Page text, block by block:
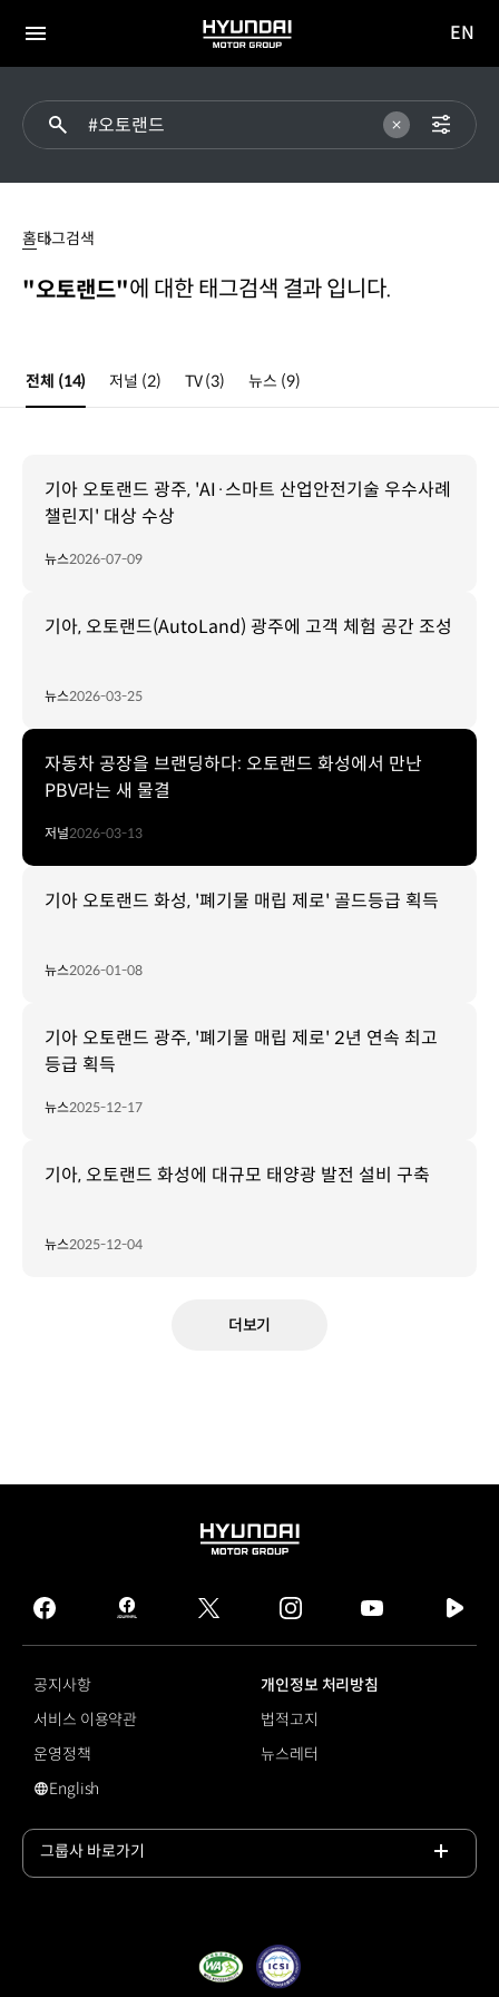
전체
HYUNDAI
MOTOR
이동
EN
홈태그검색
"오토랜드"에 대한 태그검색 결과 입니다.
전체 (14) 저널 (2) TV(3) 뉴스 (9)
기아 오토랜드 광주, 'AI·스마트 산업안전기술 우수사례
챌린지' 대상 수상
뉴스2026-07-09
기아, 오토랜드(AutoLand) 광주에 고객 체험 공간 조성
뉴스2026-03-25
자동차 공장을 브랜딩하다: 오토랜드 화성에서 만난
PBV라는 새 물결
저널2026-03-13
기아 오토랜드 화성, '폐기물 매립 제로' 골드등급 획득
뉴스2026-01-08
기아 오토랜드 광주, '폐기물 매립 제로' 2년 연속 최고
등급 획득
뉴스2025-12-17
기아, 오토랜드 화성에 대규모 태양광 발전 설비 구축
뉴스2025-12-04
더보기
HYUNDAI
GROUP
facebook
hmg
journal
twitter instagram
tv
공지사항
개인정보 처리방침
서비스 이용약관
법적고지
운영정책
뉴스레터
#오토랜드
English
그룹사 바로가기